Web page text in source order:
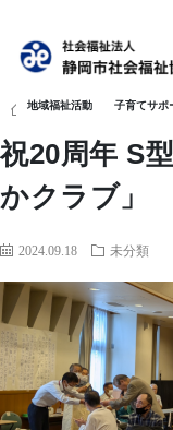
地域福祉活動 子育てサポ
HOME 未分類
祝20周年 S
かクラブ」
2024.09.18 未分類